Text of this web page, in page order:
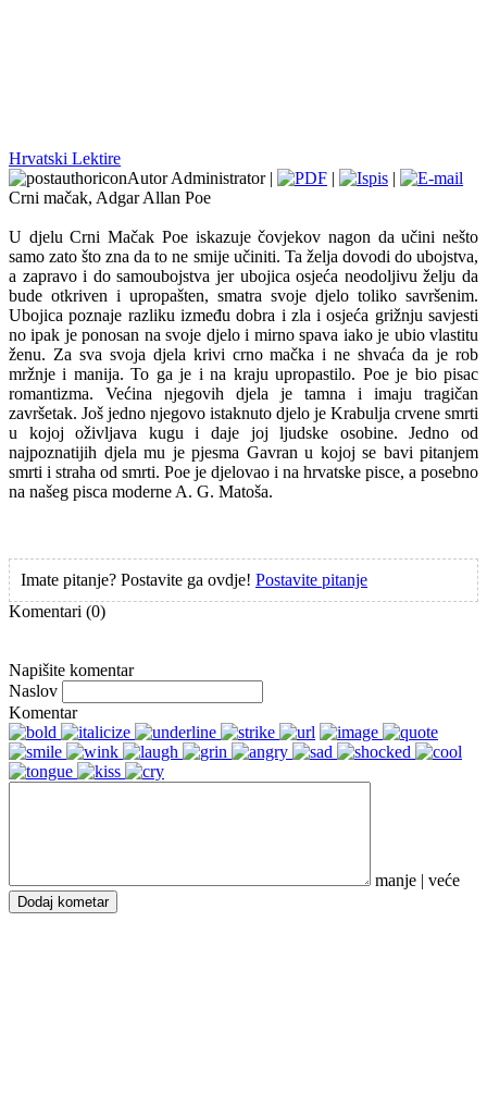
Hrvatski Lektire
Autor Administrator |
|
|
Crni mačak, Adgar Allan Poe
U djelu Crni Mačak Poe iskazuje čovjekov nagon da učini nešto
samo zato što zna da to ne smije učiniti. Ta želja dovodi do ubojstva,
a zapravo i do samoubojstva jer ubojica osjeća neodoljivu želju da
bude otkriven i upropašten, smatra svoje djelo toliko savršenim.
Ubojica poznaje razliku između dobra i zla i osjeća grižnju savjesti
no ipak je ponosan na svoje djelo i mirno spava iako je ubio vlastitu
ženu. Za sva svoja djela krivi crno mačka i ne shvaća da je rob
mržnje i manija. To ga je i na kraju upropastilo. Poe je bio pisac
romantizma. Većina njegovih djela je tamna i imaju tragičan
završetak. Još jedno njegovo istaknuto djelo je Krabulja crvene smrti
u kojoj oživljava kugu i daje joj ljudske osobine. Jedno od
najpoznatijih djela mu je pjesma Gavran u kojoj se bavi pitanjem
smrti i straha od smrti. Poe je djelovao i na hrvatske pisce, a posebno
na našeg pisca moderne A. G. Matoša.
Imate pitanje? Postavite ga ovdje! Postavite pitanje
Komentari (0)
Napišite komentar
Naslov
Komentar
manje | veće
Dodaj kometar